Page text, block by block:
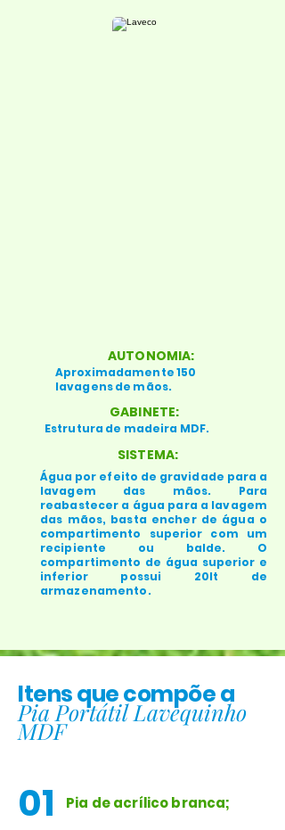
AUTONOMIA:
Aproximadamente 150
lavagens de mãos.
GABINETE:
Estrutura de madeira MDF.
SISTEMA:
Água por efeito de gravidade para a
lavagem das mãos. Para
reabastecer a água para a lavagem
das mãos, basta encher de água o
compartimento superior com um
recipiente ou balde. O
compartimento de água superior e
inferior possui 20lt de
armazenamento.
Itens que compõe a
Pia Portátil Lavequinho
MDF
01 Pia de acrílico branca;